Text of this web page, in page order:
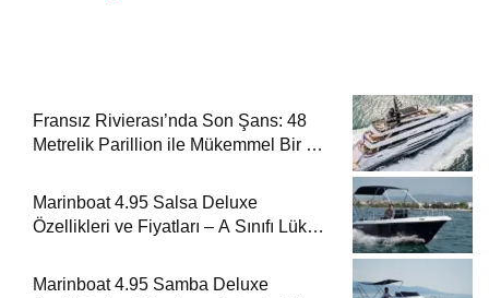
Fransız Rivierası’nda Son Şans: 48
Metrelik Parillion ile Mükemmel Bir Yat
Marinboat 4.95 Salsa Deluxe
Özellikleri ve Fiyatları – A Sınıfı Lüks
Marinboat 4.95 Samba Deluxe